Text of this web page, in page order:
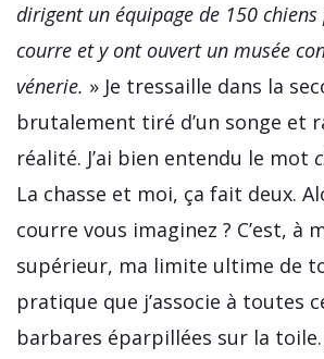
dirigent un équipage de 150
courre et y ont ouvert un musée
vénerie. » Je tressaille dans la
brutalement tiré d’un songe et
réalité. J’ai bien entendu le mot
La chasse et moi, ça fait deux.
courre vous imaginez ? C’est, à
supérieur, ma limite ultime de
pratique que j’associe à toutes
barbares éparpillées sur la toile.